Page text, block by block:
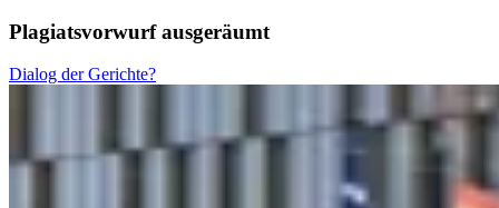
Plagiatsvorwurf ausgeräumt
Dialog der Gerichte?